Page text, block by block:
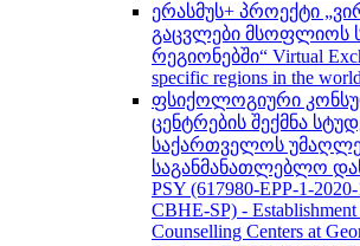
ერასმუს+ პროექტი
გაცვლები მსოფლიოს
რეგიონებში“ Virtual
specific regions in the
ფსიქოლოგიური
ცენტრების შექმნა
საქართველოს
საგანმანათლებლო
PSY (617980-EPP-1-
CBHE-SP) -
Counselling Centers at